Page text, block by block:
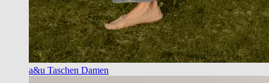
a&u Taschen Damen